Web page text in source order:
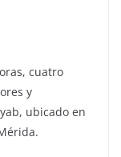
cuatro
y
ubicado en